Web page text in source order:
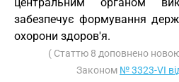
забезпечує формування
охорони здоров'я.
( Статтю 8 доповнено
Законом № 3323-VI